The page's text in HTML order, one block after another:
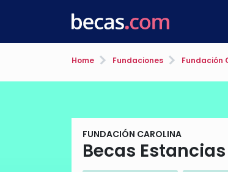
Home Fundaciones Fundación
FUNDACIÓN CAROLINA
Becas